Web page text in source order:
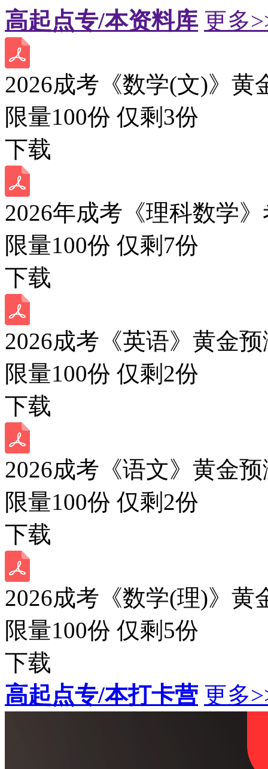
高起点专/本资料库 更多
2026成考《数学(文)》黄
限量100份 仅剩 3份
下载
2026年成考《理科数学
限量100份 仅剩 7份
下载
2026成考《英语》黄金
限量100份 仅剩 2份
下载
2026成考《语文》黄金
限量100份 仅剩 2份
下载
2026成考《数学(理)》黄
限量100份 仅剩 5份
下载
高起点专/本打卡营 更多